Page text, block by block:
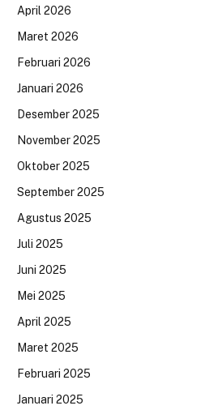
April 2026
Maret 2026
Februari 2026
Januari 2026
Desember 2025
November 2025
Oktober 2025
September 2025
Agustus 2025
Juli 2025
Juni 2025
Mei 2025
April 2025
Maret 2025
Februari 2025
Januari 2025